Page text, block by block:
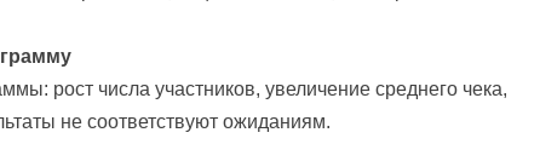
рост числа участников, увеличение среднего чека,
не соответствуют ожиданиям.